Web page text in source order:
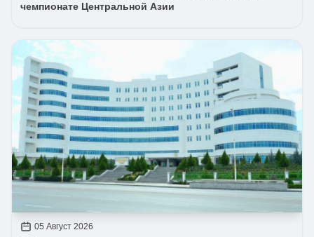
чемпионате Центральной Азии
05 Август 2026